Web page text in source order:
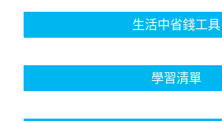
生活中省錢工具
學習清單